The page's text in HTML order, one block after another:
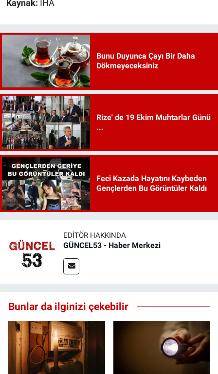
Kaynak: İHA
Bunu Duyunca Çayı Bir Daha
Dökmeyeceksiniz
Rize' de 19 Ekim Muhtarlar Günü
...
Feci Kazada Hayatını Kaybeden
Gençlerden Bu Görüntüler Kaldı
EDITÖR HAKKINDA
GÜNCEL53 - Haber Merkezi
Bunlar da ilginizi çekebilir